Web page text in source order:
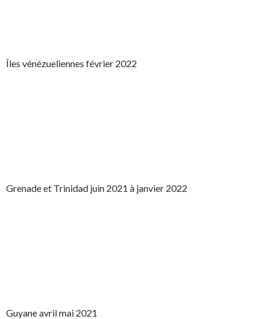
Îles vénézueliennes février 2022
Grenade et Trinidad juin 2021 à janvier 2022
Guyane avril mai 2021